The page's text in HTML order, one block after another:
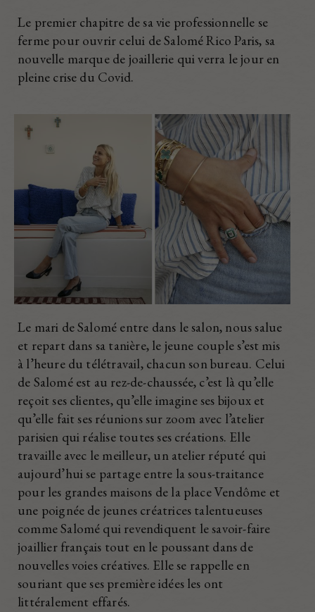
Le premier chapitre de sa vie professionnelle se
ferme pour ouvrir celui de Salomé Rico Paris, sa
nouvelle marque de joaillerie qui verra le jour en
pleine crise du Covid.
Le mari de Salomé entre dans le salon, nous salue
et repart dans sa tanière, le jeune couple s’est mis
à l’heure du télétravail, chacun son bureau. Celui
de Salomé est au rez-de-chaussée, c’est là qu’elle
reçoit ses clientes, qu’elle imagine ses bijoux et
qu’elle fait ses réunions sur zoom avec l’atelier
parisien qui réalise toutes ses créations. Elle
travaille avec le meilleur, un atelier réputé qui
aujourd’hui se partage entre la sous-traitance
pour les grandes maisons de la place Vendôme et
une poignée de jeunes créatrices talentueuses
comme Salomé qui revendiquent le savoir-faire
joaillier français tout en le poussant dans de
nouvelles voies créatives. Elle se rappelle en
souriant que ses première idées les ont
littéralement effarés.